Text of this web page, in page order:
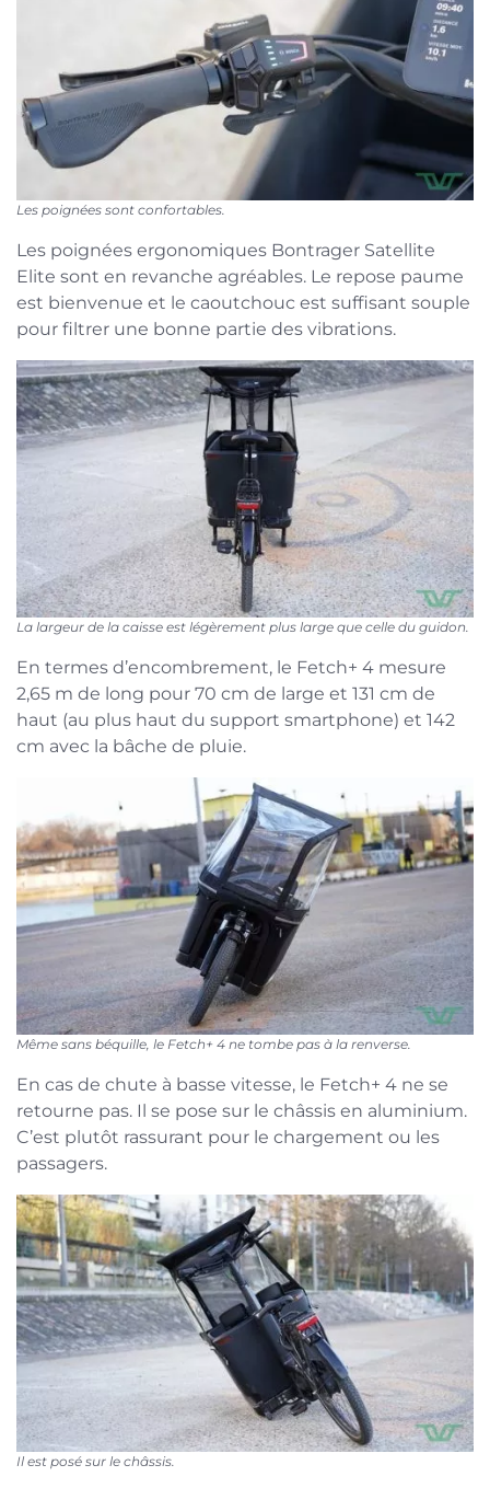
Les poignées sont confortables.
Les poignées ergonomiques Bontrager Satellite
Elite sont en revanche agréables. Le repose paume
est bienvenue et le caoutchouc est suffisant souple
pour filtrer une bonne partie des vibrations.
La largeur de la caisse est légèrement plus large que celle du guidon.
En termes d’encombrement, le Fetch+ 4 mesure
2,65 m de long pour 70 cm de large et 131 cm de
haut (au plus haut du support smartphone) et 142
cm avec la bâche de pluie.
Même sans béquille, le Fetch+ 4 ne tombe pas à la renverse.
En cas de chute à basse vitesse, le Fetch+ 4 ne se
retourne pas. Il se pose sur le châssis en aluminium.
C’est plutôt rassurant pour le chargement ou les
passagers.
Il est posé sur le châssis.